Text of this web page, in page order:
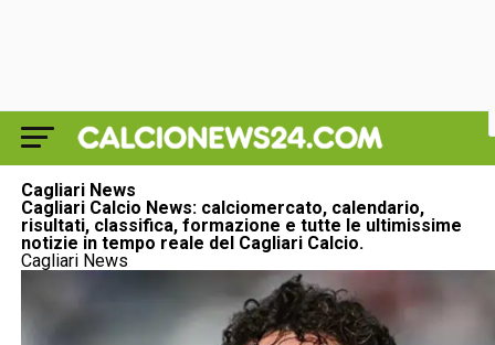
Cagliari News
Cagliari Calcio News: calciomercato, calendario,
risultati, classifica, formazione e tutte le ultimissime
notizie in tempo reale del Cagliari Calcio.
Cagliari News